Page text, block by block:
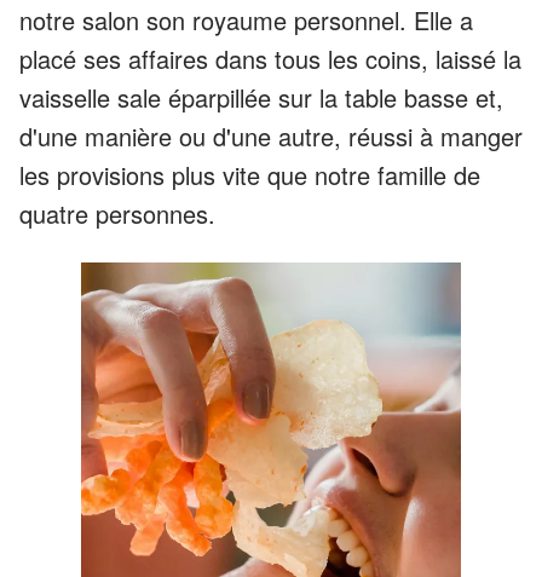
notre salon son royaume personnel. Elle a
placé ses affaires dans tous les coins, laissé la
vaisselle sale éparpillée sur la table basse et,
d'une manière ou d'une autre, réussi à manger
les provisions plus vite que notre famille de
quatre personnes.